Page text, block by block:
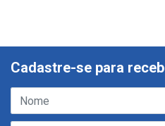
Cadastre-se para